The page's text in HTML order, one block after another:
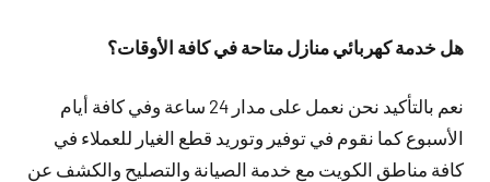
هل خدمة كهربائي منازل متاحة في كافة الأوقات؟
نعم بالتأكيد نحن نعمل على مدار 24 ساعة وفي كافة أيام
الأسبوع كما نقوم في توفير وتوريد قطع الغيار للعملاء في
كافة مناطق الكويت مع خدمة الصيانة والتصليح والكشف عن